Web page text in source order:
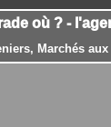
où ? -
Marchés